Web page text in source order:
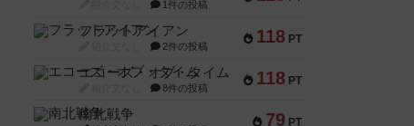
1件の投稿
118 PT
フラットアイアン
2件の投稿
118 PT
エコーズ・オブ・タイム
8件の投稿
79 PT
南北戦争